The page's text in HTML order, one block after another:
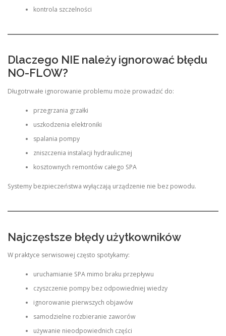
kontrola szczelności
Dlaczego NIE należy ignorować błędu
NO-FLOW?
Długotrwałe ignorowanie problemu może prowadzić do:
przegrzania grzałki
uszkodzenia elektroniki
spalania pompy
zniszczenia instalacji hydraulicznej
kosztownych remontów całego SPA
Systemy bezpieczeństwa wyłączają urządzenie nie bez powodu.
Najczęstsze błędy użytkowników
W praktyce serwisowej często spotykamy:
uruchamianie SPA mimo braku przepływu
czyszczenie pompy bez odpowiedniej wiedzy
ignorowanie pierwszych objawów
samodzielne rozbieranie zaworów
używanie nieodpowiednich części